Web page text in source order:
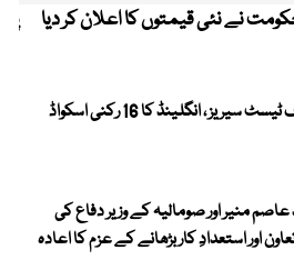
نے نئی قیمتوں کا اعلان کر دیا
پاکستان کیخلاف ٹیسٹ سیریز ، انگلینڈ کا 16 رکنی اسکواڈ
منیر اور صومالیہ کے وزیر دفاع کی
اور استعدادِ کار بڑھانے کے عزم کا اعادہ